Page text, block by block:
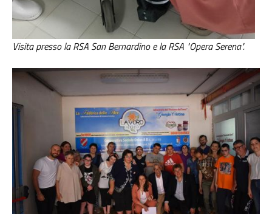
Visita presso la RSA San Bernardino e la RSA "Opera Serena".